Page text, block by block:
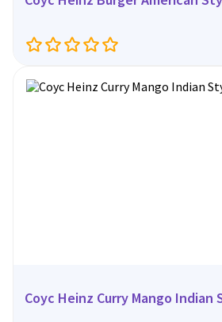
Соус Heinz Curry Mango Indian